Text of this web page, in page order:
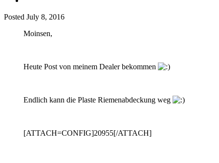
Posted July 8, 2016
Moinsen,
Heute Post von meinem Dealer bekommen
Endlich kann die Plaste Riemenabdeckung weg
[ATTACH=CONFIG]20955[/ATTACH]